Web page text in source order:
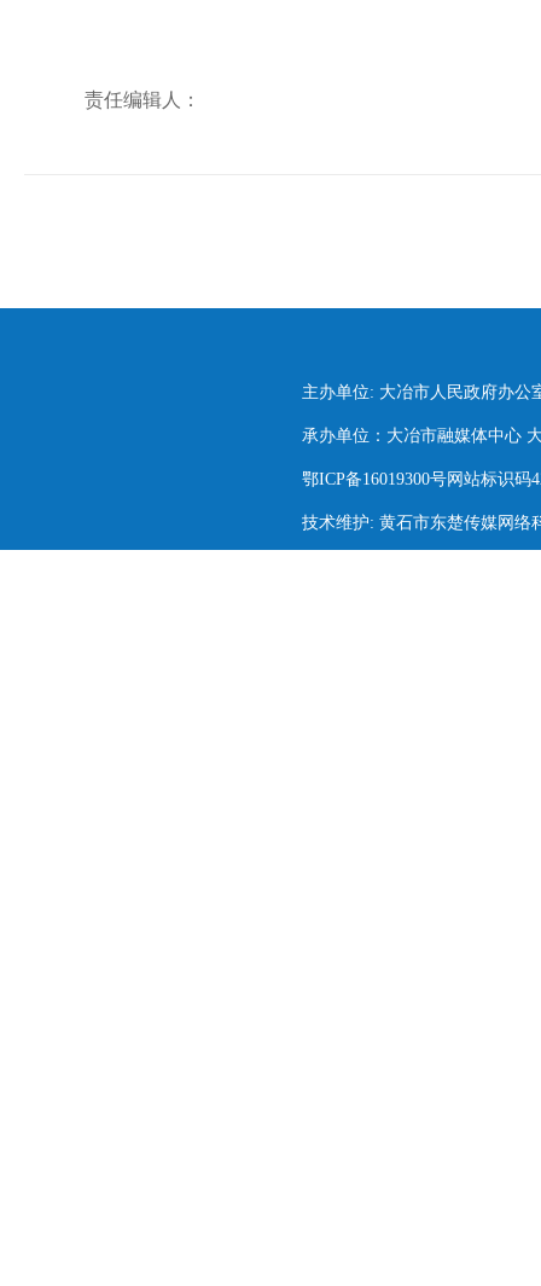
责任编辑人：
主办单位: 大冶市人民政府办公
承办单位：大冶市融媒体中心
鄂ICP备16019300号网站标识码
技术维护: 黄石市东楚传媒网络